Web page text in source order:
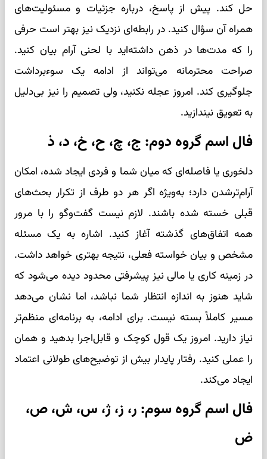
حل کند. پیش از پاسخ، درباره جزئیات و مسئولیت‌های
همراه آن سؤال کنید. در رابطه‌ای نزدیک نیز بهتر است حرفی
را که مدت‌ها در ذهن داشته‌اید با لحنی آرام بیان کنید.
صراحت محترمانه می‌تواند از ادامه یک سوءبرداشت
جلوگیری کند. امروز عجله نکنید، ولی تصمیم را نیز بی‌دلیل
به تعویق نیندازید.
فال اسم گروه دوم: ج، چ، ح، خ، د، ذ
دلخوری یا فاصله‌ای که میان شما و فردی ایجاد شده، امکان
آرام‌ترشدن دارد؛ به‌ویژه اگر هر دو طرف از تکرار بحث‌های
قبلی خسته شده باشند. لازم نیست گفت‌وگو را با مرور
همه اتفاق‌های گذشته آغاز کنید. اشاره به یک مسئله
مشخص و بیان خواسته فعلی، نتیجه بهتری خواهد داشت.
در زمینه کاری یا مالی نیز پیشرفتی محدود دیده می‌شود که
شاید هنوز به اندازه انتظار شما نباشد، اما نشان می‌دهد
مسیر کاملاً بسته نیست. برای ادامه، به برنامه‌ای منظم‌تر
نیاز دارید. امروز یک قول کوچک و قابل‌اجرا بدهید و همان
را عملی کنید. رفتار پایدار بیش از توضیح‌های طولانی اعتماد
ایجاد می‌کند.
فال اسم گروه سوم: ر، ز، ژ، س، ش، ص،
ض